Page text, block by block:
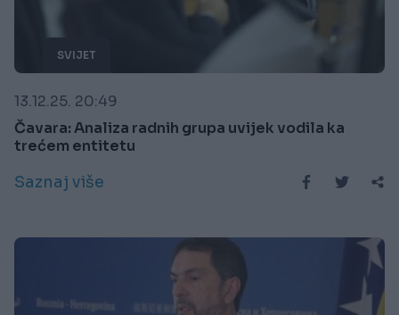
SVIJET
13.12.25. 20:49
Čavara: Analiza radnih grupa uvijek vodila ka
trećem entitetu
Saznaj više